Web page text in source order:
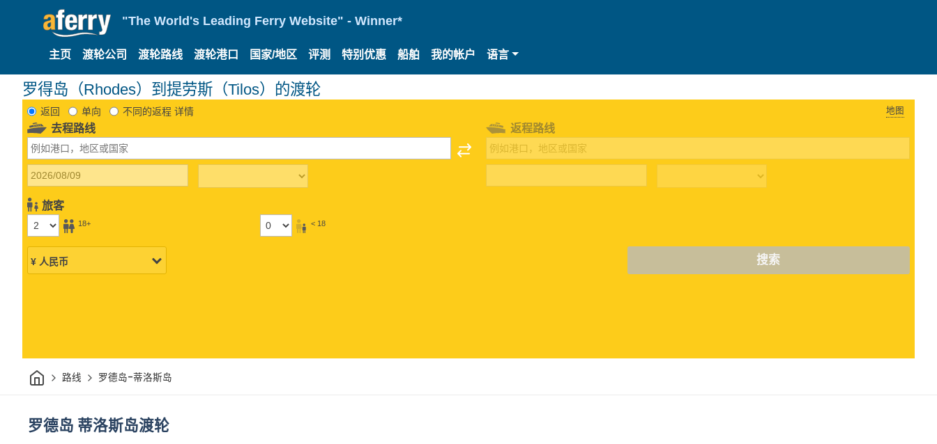
"The World's Leading Ferry Website" - Winner*
主页 渡轮公司 渡轮路线 渡轮港口 国家/地区 评测 特别优惠 船舶 我的帐户 语言
罗得岛（Rhodes）到提劳斯（Tilos）的渡轮
返回 单向 不同的返程 详情 地图
去程路线
旅客
18+ < 18
返程路线
搜索
家 路线 罗德岛-蒂洛斯岛
罗德岛 蒂洛斯岛渡轮